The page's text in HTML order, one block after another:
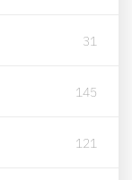
31
145
121